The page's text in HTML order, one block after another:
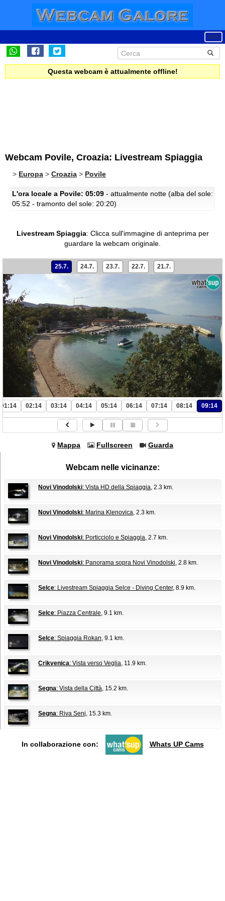
Questa webcam è attualmente offline!
Webcam Povile, Croazia: Livestream Spiaggia
> Europa > Croazia > Povile
L'ora locale a Povile: 05:09 - attualmente notte (alba del sole:
05:52 - tramonto del sole: 20:20)
Livestream Spiaggia: Clicca sull'immagine di anteprima per
guardare la webcam originale.
25.7. 24.7. 23.7. 22.7. 21.7.
01:14 02:14 03:14 04:14 05:14 06:14 07:14 08:14 09:14
Mappa Fullscreen Guarda
Webcam nelle vicinanze:
Novi Vinodolski: Vista HD della Spiaggia, 2.3 km.
Novi Vinodolski: Marina Klenovica, 2.3 km.
Novi Vinodolski: Porticciolo e Spiaggia, 2.7 km.
Novi Vinodolski: Panorama sopra Novi Vinodolski, 2.8 km.
Selce: Livestream Spiaggia Selce - Diving Center, 8.9 km.
Selce: Piazza Centrale, 9.1 km.
Selce: Spiaggia Rokan, 9.1 km.
Crikvenica: Vista verso Veglia, 11.9 km.
Segna: Vista della Città, 15.2 km.
Segna: Riva Senj, 15.3 km.
In collaborazione con: Whats UP Cams